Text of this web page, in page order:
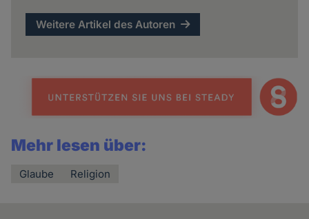
Weitere Artikel des Autoren
Mehr lesen über:
Glaube Religion